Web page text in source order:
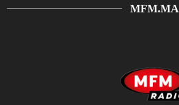
MFM.MA